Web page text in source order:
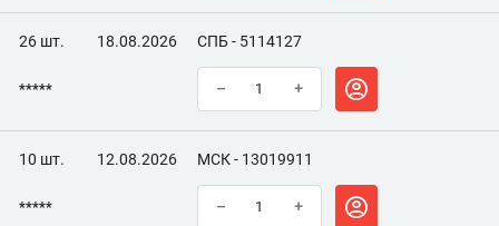
26 шт. 18.08.2026 СПБ - 5114127
***** – +
10 шт. 12.08.2026 МСК - 13019911
***** – +